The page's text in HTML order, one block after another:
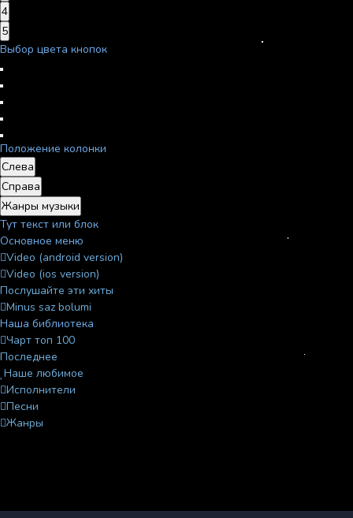
4
5
Выбор цвета кнопок
Положение колонки
Слева
Справа
Жанры музыки
Тут текст или блок
Основное меню
Video (android version)
Video (ios version)
Послушайте эти хиты
Minus saz bolumi
Наша библиотека
Чарт топ 100
Последнее
Наше любимое
Исполнители
Песни
Жанры